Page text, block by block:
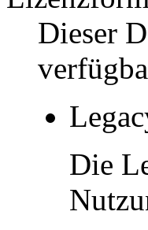
Dieser
Die